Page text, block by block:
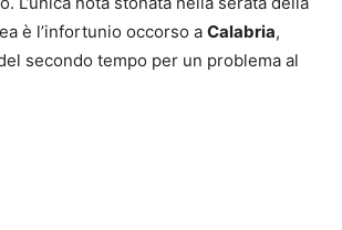
è l’infortunio occorso a Calabria,
secondo tempo per un problema al